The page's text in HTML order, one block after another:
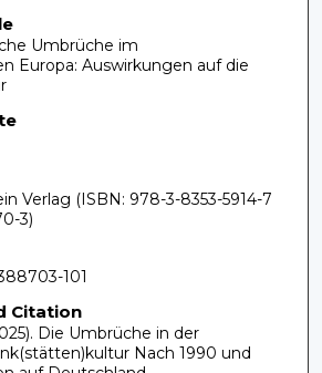
Umbrüche im
Europa: Auswirkungen auf die
Verlag (ISBN: 978-3-8353-5914-7
3)
101
Citation
Die Umbrüche in der
Nach 1990 und